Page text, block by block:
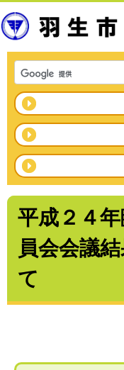
平成２４
員会会議
て